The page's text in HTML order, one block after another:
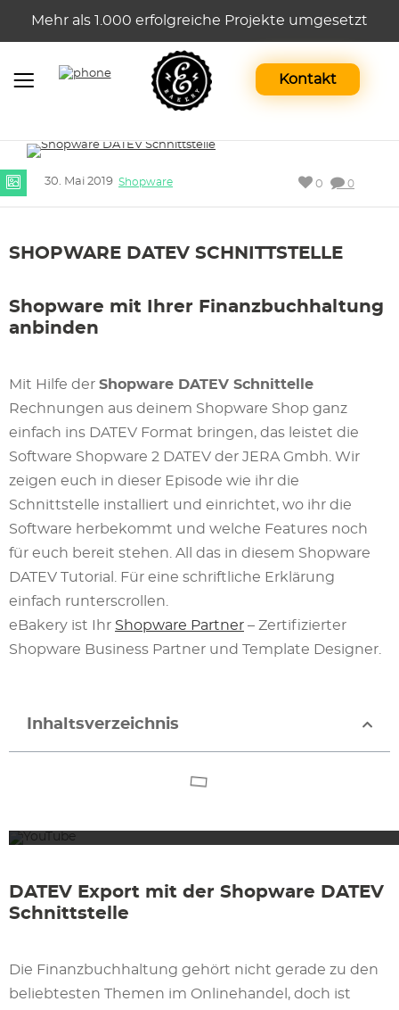
Mehr als 1.000 erfolgreiche Projekte umgesetzt
Kontakt
30. Mai 2019 Shopware 0
0
SHOPWARE DATEV SCHNITTSTELLE
Shopware mit Ihrer Finanzbuchhaltung
anbinden
Mit Hilfe der Shopware DATEV Schnittelle
Rechnungen aus deinem Shopware Shop ganz
einfach ins DATEV Format bringen, das leistet die
Software Shopware 2 DATEV der JERA Gmbh. Wir
zeigen euch in dieser Episode wie ihr die
Schnittstelle installiert und einrichtet, wo ihr die
Software herbekommt und welche Features noch
für euch bereit stehen. All das in diesem Shopware
DATEV Tutorial. Für eine schriftliche Erklärung
einfach runterscrollen.
eBakery ist Ihr Shopware Partner – Zertifizierter
Shopware Business Partner und Template Designer.
Inhaltsverzeichnis
DATEV Export mit der Shopware DATEV
Schnittstelle
Die Finanzbuchhaltung gehört nicht gerade zu den
beliebtesten Themen im Onlinehandel, doch ist